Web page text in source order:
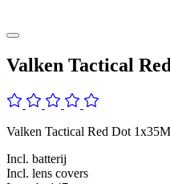
Valken Tactical
Valken Tactical Red Dot
Incl. batterij
Incl. lens covers